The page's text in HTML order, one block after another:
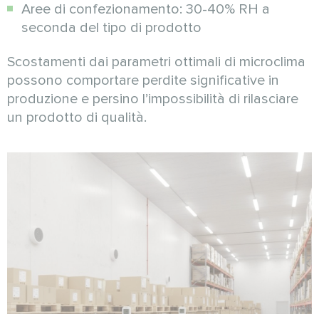
Aree di confezionamento: 30-40% RH a
seconda del tipo di prodotto
Scostamenti dai parametri ottimali di microclima
possono comportare perdite significative in
produzione e persino l’impossibilità di rilasciare
un prodotto di qualità.